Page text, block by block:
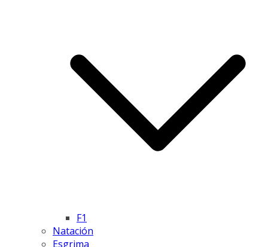
F1
Natación
Esgrima